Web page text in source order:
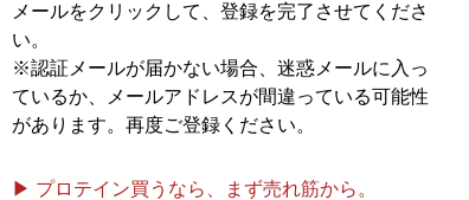
メールをクリックして、登録を完了させてくださ
い。
※認証メールが届かない場合、迷惑メールに入っ
ているか、メールアドレスが間違っている可能性
があります。再度ご登録ください。
▶ プロテイン買うなら、まず売れ筋から。